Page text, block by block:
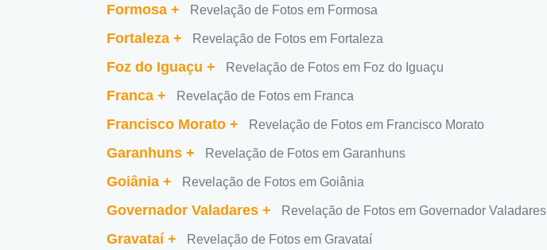
Formosa + Revelação de Fotos em Formosa
Fortaleza + Revelação de Fotos em Fortaleza
Foz do Iguaçu + Revelação de Fotos em Foz do Iguaçu
Franca + Revelação de Fotos em Franca
Francisco Morato + Revelação de Fotos em Francisco Morato
Garanhuns + Revelação de Fotos em Garanhuns
Goiânia + Revelação de Fotos em Goiânia
Governador Valadares + Revelação de Fotos em Governador Valadares
Gravataí + Revelação de Fotos em Gravataí